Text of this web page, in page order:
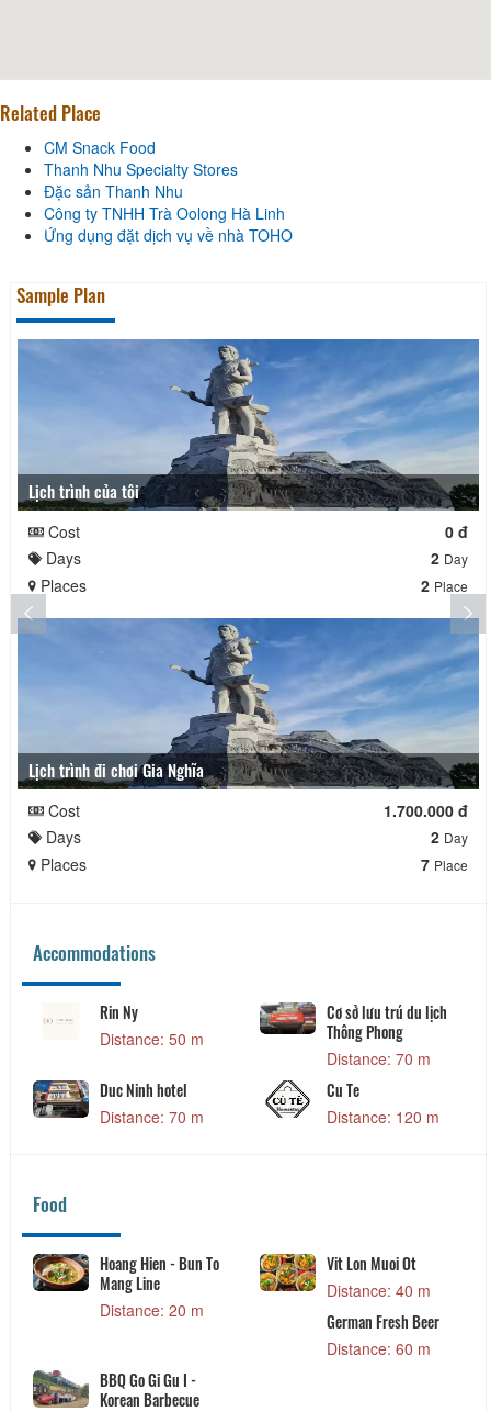
Related Place
CM Snack Food
Thanh Nhu Specialty Stores
Đặc sản Thanh Nhu
Công ty TNHH Trà Oolong Hà Linh
Ứng dụng đặt dịch vụ về nhà TOHO
Sample Plan
Lịch trình của tôi
Cost
0 đ
Days
2 Day
Places 2 Place
Lịch trình đi chơi Gia Nghĩa
Cost
1.700.000 đ
Days
2 Day
Places 7 Place
Accommodations
Rin Ny
Distance: 50 m
Cơ sở lưu trú du lịch
Thông Phong
Distance: 70 m
Duc Ninh hotel
Distance: 70 m
Cu Te
Distance: 120 m
Food
Hoang Hien - Bun To
Mang Line
Distance: 20 m
Vit Lon Muoi Ot
Distance: 40 m
German Fresh Beer
Distance: 60 m
BBQ Go Gi Gu I -
Korean Barbecue